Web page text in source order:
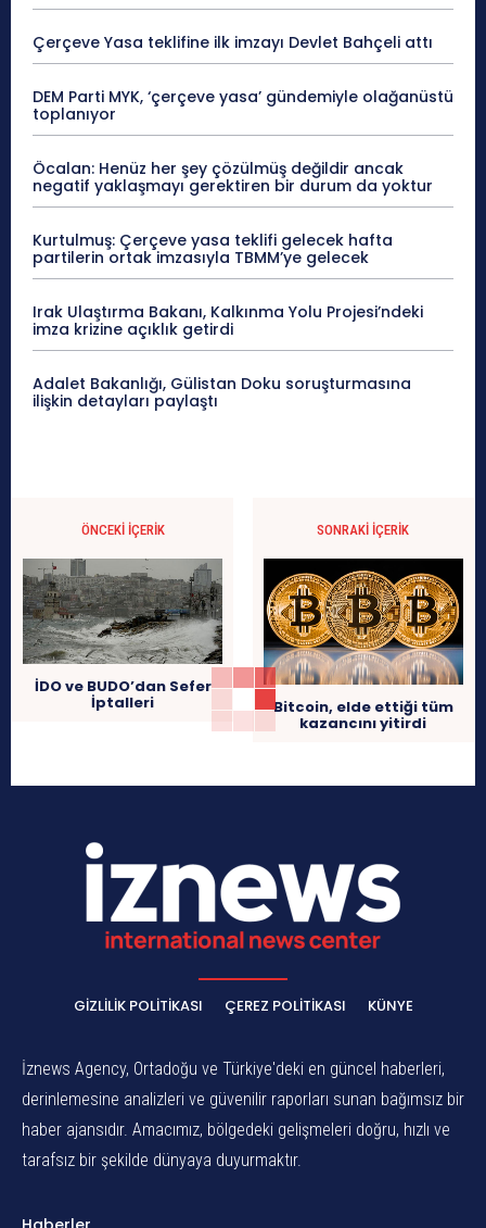
Çerçeve Yasa teklifine ilk imzayı Devlet Bahçeli attı
DEM Parti MYK, ‘çerçeve yasa’ gündemiyle olağanüstü
toplanıyor
Öcalan: Henüz her şey çözülmüş değildir ancak
negatif yaklaşmayı gerektiren bir durum da yoktur
Kurtulmuş: Çerçeve yasa teklifi gelecek hafta
partilerin ortak imzasıyla TBMM’ye gelecek
Irak Ulaştırma Bakanı, Kalkınma Yolu Projesi’ndeki
imza krizine açıklık getirdi
Adalet Bakanlığı, Gülistan Doku soruşturmasına
ilişkin detayları paylaştı
ÖNCEKI İÇERIK
İDO ve BUDO’dan Sefer
İptalleri
SONRAKI İÇERIK
Bitcoin, elde ettiği tüm
kazancını yitirdi
GIZLILIK POLITIKASI ÇEREZ POLITIKASI KÜNYE
İznews Agency, Ortadoğu ve Türkiye'deki en güncel haberleri,
derinlemesine analizleri ve güvenilir raporları sunan bağımsız bir
haber ajansıdır. Amacımız, bölgedeki gelişmeleri doğru, hızlı ve
tarafsız bir şekilde dünyaya duyurmaktır.